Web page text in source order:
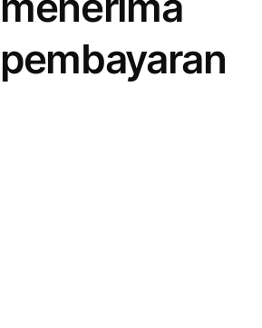
pembayaran